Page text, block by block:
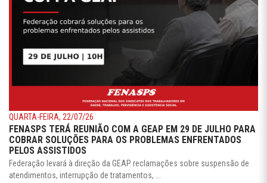
QUARTA-FEIRA, 22/07/26
FENASPS TERÁ REUNIÃO COM A GEAP EM 29 DE JULHO PARA
COBRAR SOLUÇÕES PARA OS PROBLEMAS ENFRENTADOS
PELOS ASSISTIDOS
Federação levará à direção da GEAP reclamações sobre suspensão de
atendimentos, interrupção de tratamentos, ...